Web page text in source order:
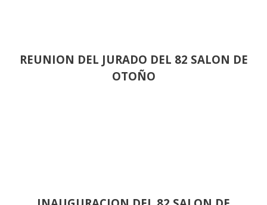
REUNION DEL JURADO DEL 82 SALON DE
OTOÑO